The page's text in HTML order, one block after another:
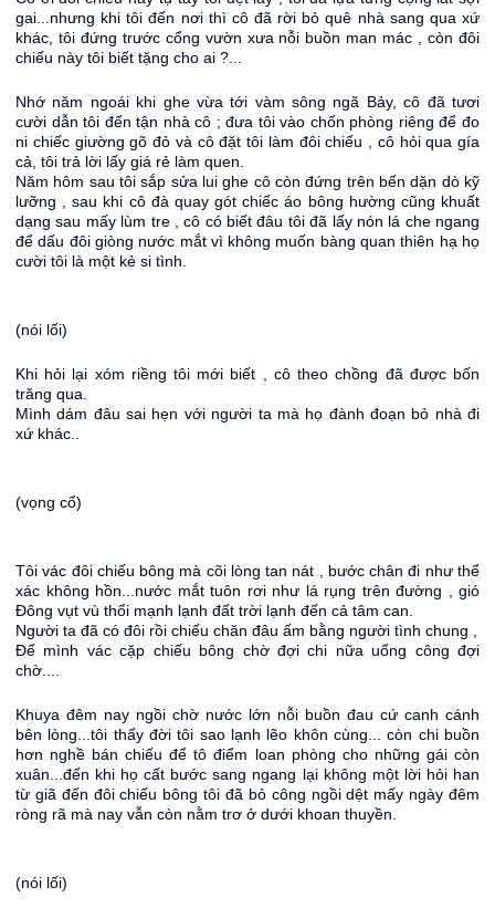
gai...nhưng khi tôi đến nơi thì cô đã rời bỏ quê nhà sang qua xứ
khác, tôi đứng trước cổng vườn xưa nỗi buồn man mác , còn đôi
chiếu này tôi biết tặng cho ai ?...
Nhớ năm ngoái khi ghe vừa tới vàm sông ngã Bảy, cô đã tươi
cười dẫn tôi đến tận nhà cô ; đưa tôi vào chốn phòng riêng để đo
ni chiếc giường gõ đỏ và cô đặt tôi làm đôi chiếu , cô hỏi qua gía
cả, tôi trả lời lấy giá rẻ làm quen.
Năm hôm sau tôi sắp sửa lui ghe cô còn đứng trên bến dặn dò kỹ
lưỡng , sau khi cô đà quay gót chiếc áo bông hường cũng khuất
dạng sau mấy lùm tre , cô có biết đâu tôi đã lấy nón lá che ngang
để dấu đôi giòng nước mắt vì không muốn bàng quan thiên hạ họ
cười tôi là một kẻ si tình.
(nói lối)
Khi hỏi lại xóm riềng tôi mới biết , cô theo chồng đã được bốn
trăng qua.
Mình dám đâu sai hẹn với người ta mà họ đành đoạn bỏ nhà đi
xứ khác..
(vọng cổ)
Tôi vác đôi chiếu bông mà cõi lòng tan nát , bước chân đi như thể
xác không hồn...nước mắt tuôn rơi như lá rụng trên đường , gió
Đông vụt vù thổi mạnh lạnh đất trời lạnh đến cả tâm can.
Người ta đã có đôi rồi chiếu chăn đâu ấm bằng người tình chung ,
Để mình vác cặp chiếu bông chờ đợi chi nữa uổng công đợi
chờ....
Khuya đêm nay ngồi chờ nước lớn nỗi buồn đau cứ canh cánh
bên lòng...tôi thấy đời tôi sao lạnh lẽo khôn cùng... còn chi buồn
hơn nghề bán chiếu để tô điểm loan phòng cho những gái còn
xuân...đến khi họ cất bước sang ngang lại không một lời hỏi han
từ giã đến đôi chiếu bông tôi đã bỏ công ngồi dệt mấy ngày đêm
ròng rã mà nay vẫn còn nằm trơ ở dưới khoan thuyền.
(nói lối)